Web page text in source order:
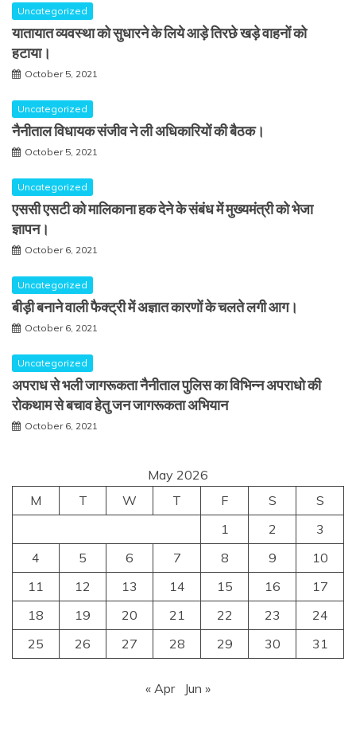
Uncategorized
यातायात व्यवस्था को सुधारने के लिये आड़े तिरछे खड़े वाहनों को
हटाया।
October 5, 2021
Uncategorized
नैनीताल विधायक संजीव ने ली अधिकारियों की बैठक।
October 5, 2021
Uncategorized
एससी एसटी को मालिकाना हक देने के संबंध में मुख्यमंत्री को भेजा
ज्ञापन।
October 6, 2021
Uncategorized
बीड़ी बनाने वाली फैक्ट्री में अज्ञात कारणों के चलते लगी आग।
October 6, 2021
Uncategorized
अपराध से भली जागरूकता नैनीताल पुलिस का विभिन्न अपराधो की
रोकथाम से बचाव हेतु जन जागरूकता अभियान
October 6, 2021
May 2026
M
T W T F S
S
1
2
3
4
5 6 7 8 9
10
11
12 13 14 15 16
17
18
19 20 21 22 23
24
25
26 27 28 29 30 31
« Apr Jun »